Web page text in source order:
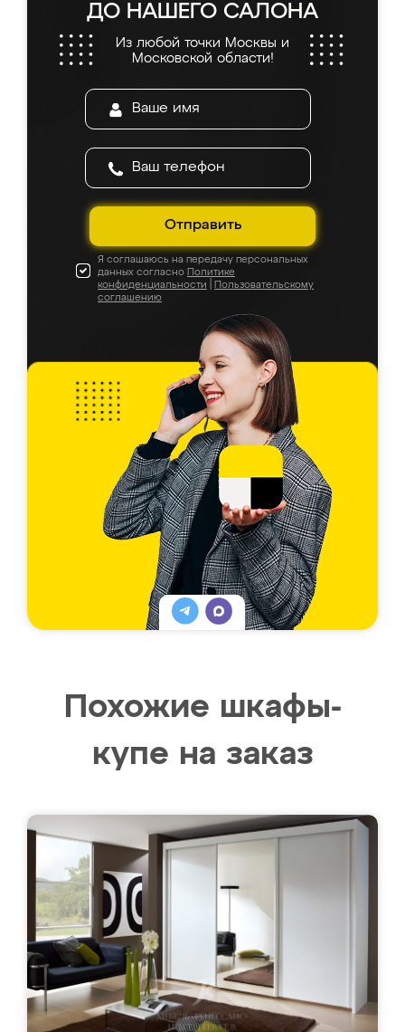
ДО НАШЕГО САЛОНА
Из любой точки Москвы и
Московской области!
Отправить
Я соглашаюсь на передачу персональных
данных согласно Политике
конфиденциальности
Пользовательскому
соглашению
Похожие шкафы-
купе на заказ